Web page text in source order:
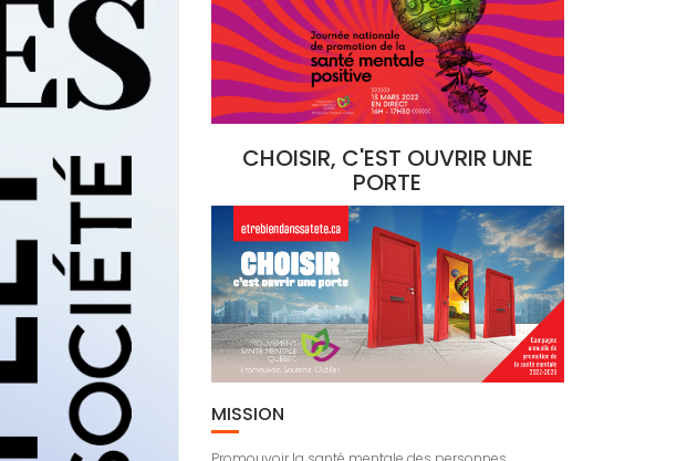
CHOISIR, C'EST OUVRIR UNE
PORTE
MISSION